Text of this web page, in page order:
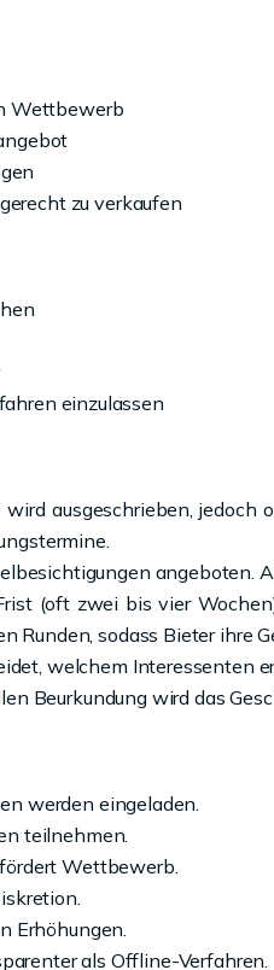
Wettbewerb
zu verkaufen
einzulassen
ausgeschrieben,
angeboten.
(oft zwei bis vier
Runden, sodass Bieter ihre
welchem Interessenten
Beurkundung wird das
werden eingeladen.
teilnehmen.
Wettbewerb.
Erhöhungen.
als Offline-Verfahren.